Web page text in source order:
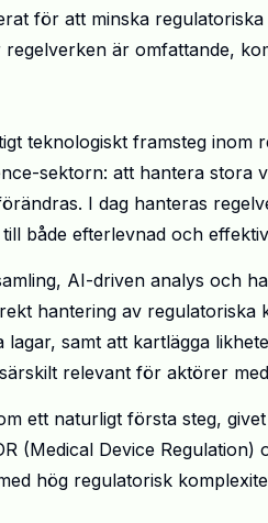
för att minska
är omfattande,
teknologiskt framsteg inom
sektorn: att hantera stora
I dag hanteras
både efterlevnad och
AI-driven analys och
hantering av regulatoriska
samt att kartlägga
relevant för aktörer
ett naturligt första steg,
(Medical Device Regulation)
hög regulatorisk